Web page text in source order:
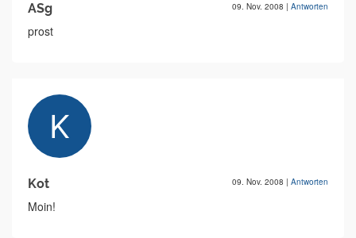
ASg 09. Nov. 2008 | Antworten
prost
Kot 09. Nov. 2008 | Antworten
Moin!